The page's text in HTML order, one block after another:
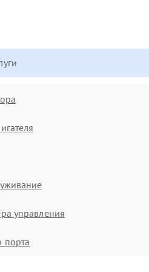
управления
порта